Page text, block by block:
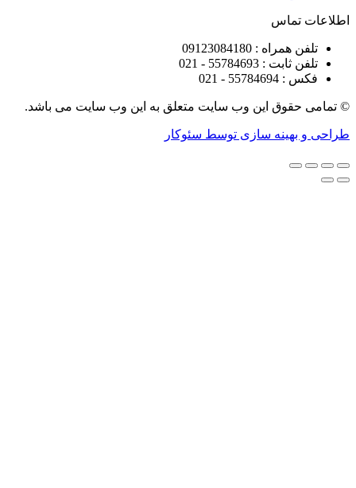
: 09123084180
: 55784693 - 021
این وب سایت متعلق به این وب سایت می باشد.
سازی توسط سئوکار